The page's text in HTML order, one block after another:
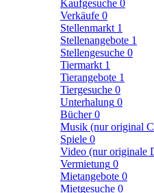
Kaufgesuche 0
Verkäufe 0
Stellenmarkt 1
Stellenangebote 1
Stellengesuche 0
Tiermarkt 1
Tierangebote 1
Tiergesuche 0
Unterhalung 0
Bücher0
Musik (nur original
Spiele 0
Video (nur originale
Vermietung 0
Mietangebote 0
Mietgesuche 0